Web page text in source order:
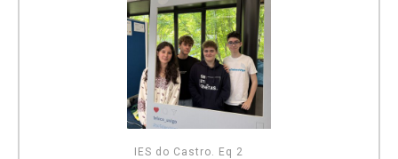
IES do Castro. Eq 2